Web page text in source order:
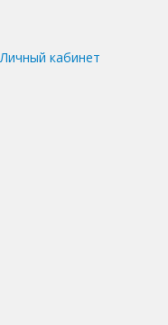
Личный кабинет